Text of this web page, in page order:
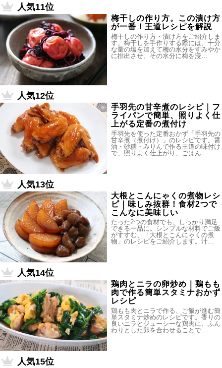
人気11位
梅干しの作り方。この漬け方
が一番！王道レシピを解説
梅干しの作り方・漬け方をご紹介しま
す。梅干しを手作りする際には、十分
な量の塩を加えて梅の水分をすみやか
に排出させ、その水分に梅を浸…
人気12位
手羽先の甘辛煮のレシピ｜フ
ライパンで簡単、照りよく仕
上がる定番の煮付け
手羽先を使った定番おかず「手羽先の
甘辛煮（煮付け）」のレシピです。醤
油・砂糖・みりんで作る王道の味付け
で、照りよく仕上がり、ごはん…
人気13位
大根とこんにゃくの煮物レシ
ピ｜味しみ抜群！食材2つで
こんなに美味しい
たった2つの食材でも、しっかり満足
できる一品に。シンプルな材料でご飯
がすすむ、「大根とこんにゃくの煮
物」のレシピをご紹介します。汁…
人気14位
鶏肉とニラの卵炒め｜鶏もも
肉で作る簡単スタミナおかず
レシピ
鶏もも肉とニラで作る、ご飯が進む簡
単スタミナ炒めのレシピです。香りの
良いニラとジューシーな鶏肉に、ふん
わりとした卵を合わせることで…
人気15位